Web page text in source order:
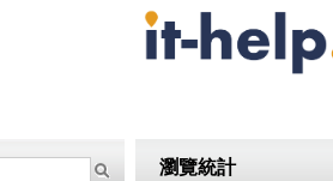
瀏覽統計